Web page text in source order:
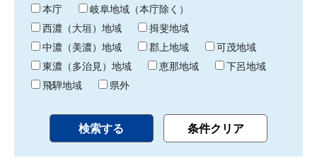
わ
り
本庁
岐阜地域（本庁除く）
西濃（大垣）地域
揖斐地域
中濃（美濃）地域
郡上地域
可茂地域
東濃（多治見）地域
恵那地域
下呂地域
飛騨地域
県外